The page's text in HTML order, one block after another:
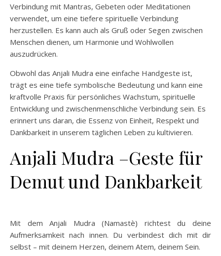
Verbindung mit Mantras, Gebeten oder Meditationen
verwendet, um eine tiefere spirituelle Verbindung
herzustellen. Es kann auch als Gruß oder Segen zwischen
Menschen dienen, um Harmonie und Wohlwollen
auszudrücken.
Obwohl das Anjali Mudra eine einfache Handgeste ist,
trägt es eine tiefe symbolische Bedeutung und kann eine
kraftvolle Praxis für persönliches Wachstum, spirituelle
Entwicklung und zwischenmenschliche Verbindung sein. Es
erinnert uns daran, die Essenz von Einheit, Respekt und
Dankbarkeit in unserem täglichen Leben zu kultivieren.
Anjali Mudra –Geste für
Demut und Dankbarkeit
Mit dem Anjali Mudra (Namastè) richtest du deine
Aufmerksamkeit nach innen. Du verbindest dich mit dir
selbst – mit deinem Herzen, deinem Atem, deinem Sein.